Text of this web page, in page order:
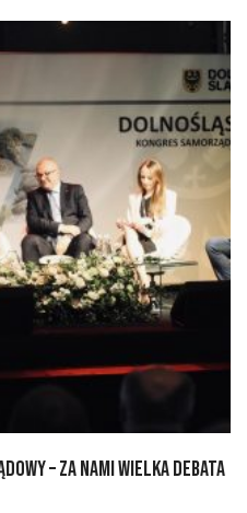
– za nami wielka debata